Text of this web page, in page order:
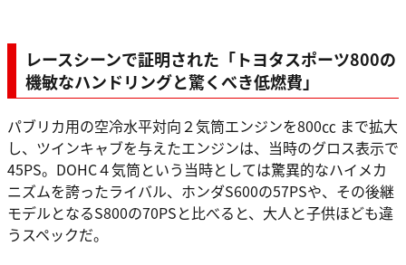
レースシーンで証明された「トヨタスポーツ800の
機敏なハンドリングと驚くべき低燃費」
パブリカ用の空冷水平対向２気筒エンジンを800㏄ まで拡大
し、ツインキャブを与えたエンジンは、当時のグロス表示で
45PS。DOHC４気筒という当時としては驚異的なハイメカ
ニズムを誇ったライバル、ホンダS600の57PSや、その後継
モデルとなるS800の70PSと比べると、大人と子供ほども違
うスペックだ。